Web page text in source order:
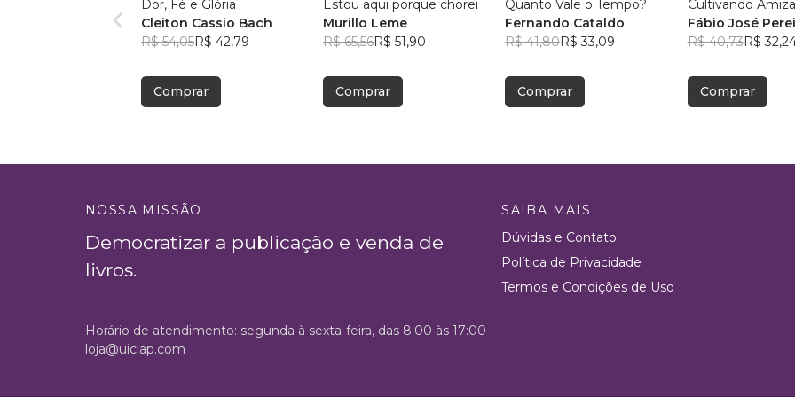
Dor, Fé e Glória
Cleiton Cassio Bach
R$ 54,05R$ 42,79
Comprar
Estou aqui porque chorei
Murillo Leme
R$ 65,56R$ 51,90
Comprar
Quanto Vale o Tempo?
Fernando Cataldo
R$ 41,80R$ 33,09
Comprar
Cultivando
Fábio José
R$ 40,73R$
Comprar
NOSSA MISSÃO
Democratizar a publicação e venda de
livros.
SAIBA MAIS
Dúvidas e Contato
Política de Privacidade
Termos e Condições de Uso
Horário de atendimento: segunda à sexta-feira, das 8:00 às 17:00
loja@uiclap.com